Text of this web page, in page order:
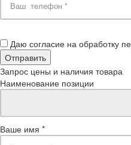
Даю согласие на обработку
Запрос цены и наличия товара
Наименование позиции
Ваше имя *